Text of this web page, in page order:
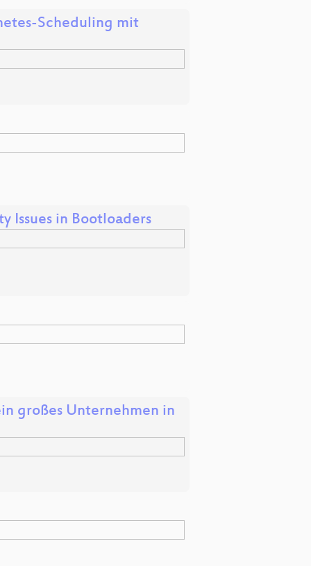
Scheduling mit
Issues in Bootloaders
großes Unternehmen in